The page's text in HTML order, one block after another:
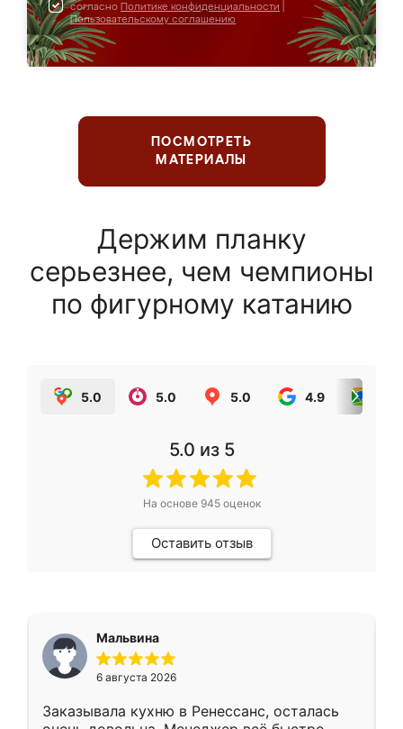
согласно Политике конфиденциальности
Пользовательскому соглашению
ПОСМОТРЕТЬ
МАТЕРИАЛЫ
Держим планку
серьезнее, чем чемпионы
по фигурному катанию
5.0 5.0 5.0 4.9
5.0 из 5
На основе 945оценок
Оставить отзыв
Мальвина
6 августа 2026
Заказывала кухню в Ренессанс, осталась